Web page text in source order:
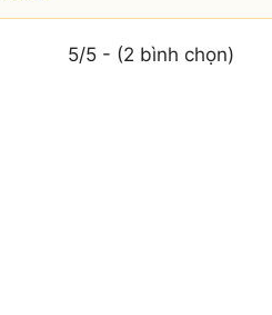
5/5 - (2 bình chọn)